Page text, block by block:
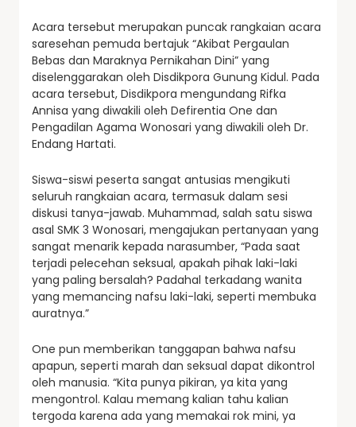
Acara tersebut merupakan puncak rangkaian acara
saresehan pemuda bertajuk “Akibat Pergaulan
Bebas dan Maraknya Pernikahan Dini” yang
diselenggarakan oleh Disdikpora Gunung Kidul. Pada
acara tersebut, Disdikpora mengundang Rifka
Annisa yang diwakili oleh Defirentia One dan
Pengadilan Agama Wonosari yang diwakili oleh Dr.
Endang Hartati.
Siswa-siswi peserta sangat antusias mengikuti
seluruh rangkaian acara, termasuk dalam sesi
diskusi tanya-jawab. Muhammad, salah satu siswa
asal SMK 3 Wonosari, mengajukan pertanyaan yang
sangat menarik kepada narasumber, “Pada saat
terjadi pelecehan seksual, apakah pihak laki-laki
yang paling bersalah? Padahal terkadang wanita
yang memancing nafsu laki-laki, seperti membuka
auratnya.”
One pun memberikan tanggapan bahwa nafsu
apapun, seperti marah dan seksual dapat dikontrol
oleh manusia. “Kita punya pikiran, ya kita yang
mengontrol. Kalau memang kalian tahu kalian
tergoda karena ada yang memakai rok mini, ya